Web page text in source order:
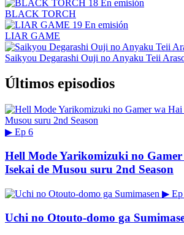
18 En emisión
BLACK TORCH
19 En emisión
LIAR GAME
Saikyou Degarashi Ouji no Anyaku Teii
Últimos episodios
▶ Ep 6
Hell Mode Yarikomizuki no Gamer
Isekai de Musou suru 2nd Season
▶
Uchi no Otouto-domo ga